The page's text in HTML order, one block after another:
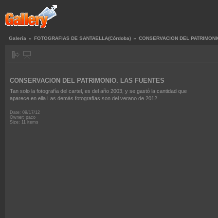
Galería » FOTOGRAFIAS DE SANTAELLA(Córdoba) » CONSERVACION DEL
CONSERVACION DEL PATRIMONIO. LAS FUENTES
Tan solo la fotografía del cartel, es del año 2003, y se gastó la cantidad que
aparece en ella.Las demás fotografías son del verano de 2012
Date: 09/17/12
Owner: paco
Size: 11 items